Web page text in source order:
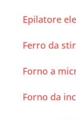
Epilatore
Ferro da
Forno a
Forno da